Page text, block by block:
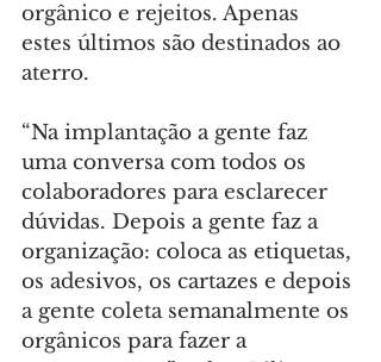
orgânico e rejeitos. Apenas
estes últimos são destinados ao
aterro.
“Na implantação a gente faz
uma conversa com todos os
colaboradores para esclarecer
dúvidas. Depois a gente faz a
organização: coloca as etiquetas,
os adesivos, os cartazes e depois
a gente coleta semanalmente os
orgânicos para fazer a